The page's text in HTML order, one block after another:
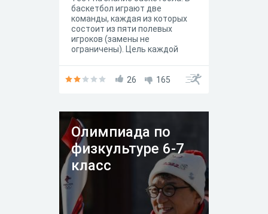
баскетбол играют две
команды, каждая из которых
состоит из пяти полевых
игроков (замены не
ограничены). Цель каждой
соперника и помешать другой
26 165
Олимпиада по
физкультуре 6-7
класс